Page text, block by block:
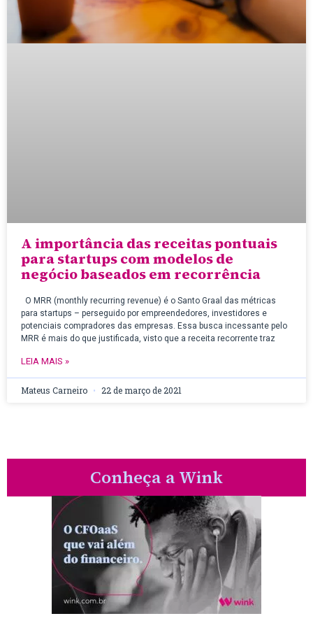
A importância das receitas pontuais
para startups com modelos de
negócio baseados em recorrência
O MRR (monthly recurring revenue) é o Santo Graal das métricas
para startups – perseguido por empreendedores, investidores e
potenciais compradores das empresas. Essa busca incessante pelo
MRR é mais do que justificada, visto que a receita recorrente traz
LEIA MAIS »
Mateus Carneiro 22 de março de 2021
Conheça a Wink